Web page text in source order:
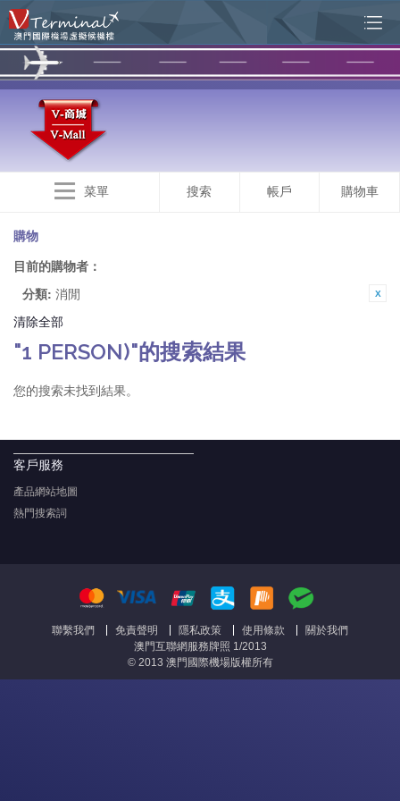
菜單 搜索 帳戶 購物車
購物
目前的購物者：
分類: 消閒
清除全部
"1 PERSON)"的搜索結果
您的搜索未找到結果。
客戶服務
產品網站地圖
熱門搜索詞
聯繫我們 免責聲明 隱私政策 使用條款
關於我們
澳門互聯網服務牌照 1/2013
© 2013 澳門國際機場版權所有